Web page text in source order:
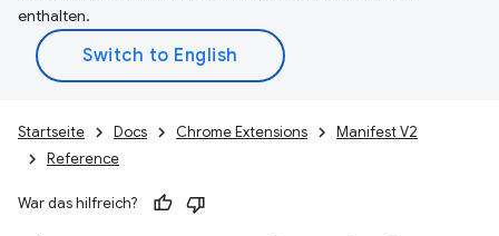
enthalten.
Startseite Docs Chrome Extensions
Manifest V2
Reference
War das hilfreich?